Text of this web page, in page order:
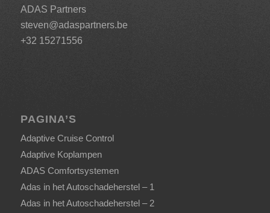
ADAS Partners
steven@adaspartners.be
+32 15271556
PAGINA’S
Adaptive Cruise Control
Adaptive Koplampen
ADAS Comfortsystemen
Adas in het Autoschadeherstel – 1
Adas in het Autoschadeherstel – 2